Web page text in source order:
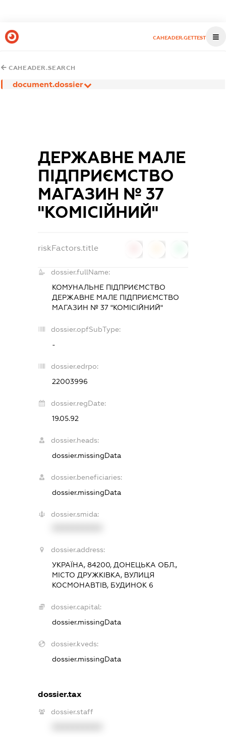
CAHEADER.GETTEST
CAHEADER.SEARCH
document.dossier
ДЕРЖАВНЕ МАЛЕ
ПІДПРИЄМСТВО
МАГАЗИН № 37
"КОМІСІЙНИЙ"
riskFactors.title
dossier.fullName:
КОМУНАЛЬНЕ ПІДПРИЄМСТВО
ДЕРЖАВНЕ МАЛЕ ПІДПРИЄМСТВО
МАГАЗИН № 37 "КОМІСІЙНИЙ"
dossier.opfSubType:
-
dossier.edrpo:
22003996
dossier.regDate:
19.05.92
dossier.heads:
dossier.missingData
dossier.beneficiaries:
dossier.missingData
dossier.smida:
dossier.address:
УКРАЇНА, 84200, ДОНЕЦЬКА ОБЛ.,
МІСТО ДРУЖКІВКА, ВУЛИЦЯ
КОСМОНАВТІВ, БУДИНОК 6
dossier.capital:
dossier.missingData
dossier.kveds:
dossier.missingData
dossier.tax
dossier.staff